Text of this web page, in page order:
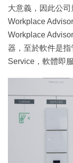
大意義，因此公
Workplace
Workplace
器，至於軟件是
Service，軟體即